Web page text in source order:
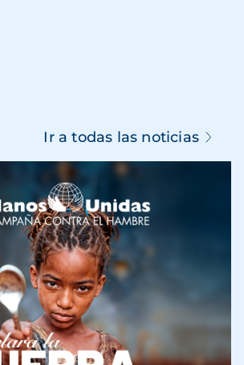
Ir a todas las noticias